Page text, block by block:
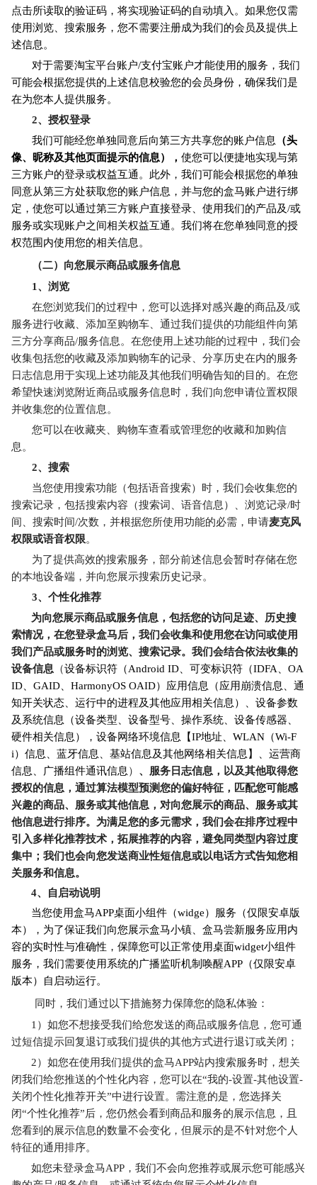
点击所读取的验证码，将实现验证码的自动填入。如果您仅需
使用浏览、搜索服务，您不需要注册成为我们的会员及提供上
述信息。
对于需要淘宝平台账户/支付宝账户才能使用的服务，我们
可能会根据您提供的上述信息校验您的会员身份，确保我们是
在为您本人提供服务。
2、授权登录
我们可能经您单独同意后向第三方共享您的账户信息
（头
像、昵称及其他页面提示的信息）， 使您可以便捷地实现与第
三方账户的登录或权益互通。此外，我们可能会根据您的单独
同意从第三方处获取您的账户信息，并与您的盒马账户进行绑
定，使您可以通过第三方账户直接登录、使用我们的产品及/或
服务或实现账户之间相关权益互通。我们将在您单独同意的授
权范围内使用您的相关信息。
（二）向您展示商品或服务信息
1 、浏览
在您浏览我们的过程中，您可以选择对感兴趣的商品及/或
服务进行收藏、添加至购物车、通过我们提供的功能组件向第
三方分享商品/服务信息。在您使用上述功能的过程中，我们会
收集包括您的收藏及添加购物车的记录、分享历史在内的服务
日志信息用于实现上述功能及其他我们明确告知的目的。在您
希望快速浏览附近商品或服务信息时，我们向您申请位置权限
并收集您的位置信息。
您可以在收藏夹、购物车查看或管理您的收藏和加购信
息。
2、搜索
当您使用搜索功能（包括语音搜索）时，我们会收集您的
搜索记录，包括搜索内容（搜索词、语音信息）、浏览记录/时
间、搜索时间/次数，并根据您所使用功能的必需，申请麦克风
权限或语音权限。
为了提供高效的搜索服务，部分前述信息会暂时存储在您
的本地设备端，并向您展示搜索历史记录。
3、个性化推荐
为向您展示商品或服务信息，包括您的访问足迹、历史搜
索情况，在您登录盒马后，我们会收集和使用您在访问或使用
我们产品或服务时的浏览、搜索记录。我们会结合依法收集的
设备信息 （设备标识符（Android ID、可变标识符（IDFA、OA
ID、GAID、HarmonyOS OAID）应用信息（应用崩溃信息、通
知开关状态、运行中的进程及其他应用相关信息）、设备参数
及系统信息（设备类型、设备型号、操作系统、设备传感器、
硬件相关信息），设备网络环境信息【IP地址、WLAN（Wi-F
i）信息、蓝牙信息、基站信息及其他网络相关信息】、运营商
信息、广播组件通讯信息 ） 、服务日志信息，以及其他取得您
授权的信息，通过算法模型预测您的偏好特征，匹配您可能感
兴趣的商品、服务或其他信息，对向您展示的商品、服务或其
他信息进行排序。为满足您的多元需求，我们会在排序过程中
引入多样化推荐技术，拓展推荐的内容，避免同类型内容过度
集中；我们也会向您发送商业性短信息或以电话方式告知您相
关服务和信息。
4、自启动说明
当您使用盒马APP桌面小组件（widge）服务（仅限安卓版
本），为了保证我们向您展示盒马小镇、盒马尝新服务应用内
容的实时性与准确性，保障您可以正常使用桌面widget小组件
服务，我们需要使用系统的广播监听机制唤醒APP（仅限安卓
版本）自启动运行。
同时，我们通过以下措施努力保障您的隐私体验：
1）如您不想接受我们给您发送的商品或服务信息，您可通
过短信提示回复退订或我们提供的其他方式进行退订或关闭；
2）如您在使用我们提供的盒马APP站内搜索服务时，想关
闭我们给您推送的个性化内容，您可以在“我的-设置-其他设置-
关闭个性化推荐开关”中进行设置。需注意的是，您选择关
闭“个性化推荐”后，您仍然会看到商品和服务的展示信息，且
您看到的展示信息的数量不会变化，但展示的是不针对您个人
特征的通用排序。
如您未登录盒马APP，我们不会向您推荐或展示您可能感兴